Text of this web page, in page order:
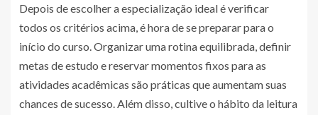
Depois de escolher a especialização ideal é verificar
todos os critérios acima, é hora de se preparar para o
início do curso. Organizar uma rotina equilibrada, definir
metas de estudo e reservar momentos fixos para as
atividades acadêmicas são práticas que aumentam suas
chances de sucesso. Além disso, cultive o hábito da leitura